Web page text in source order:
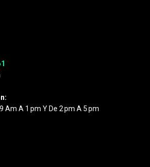
Am A 1 Pm Y De 2 Pm A 5 Pm